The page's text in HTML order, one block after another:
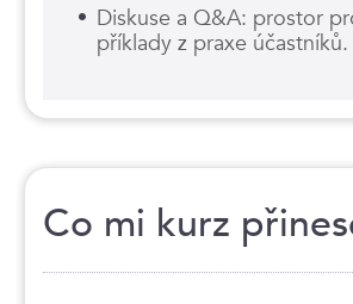
Diskuse a Q&A: prostor
příklady z praxe účastníků.
Co mi kurz